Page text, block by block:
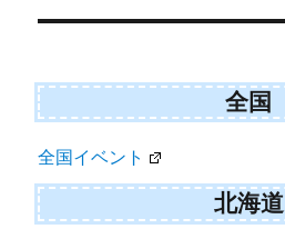
シ
ン
全国
全国イベント
北海道